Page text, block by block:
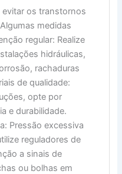
evitar os transtornos
medidas
regular: Realize
hidráulicas,
rachaduras
de qualidade:
opte por
e durabilidade.
Pressão excessiva
reguladores de
a sinais de
ou bolhas em